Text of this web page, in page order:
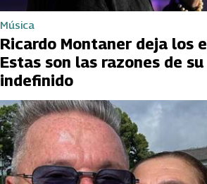
Música
Ricardo Montaner deja los
Estas son las razones de
indefinido